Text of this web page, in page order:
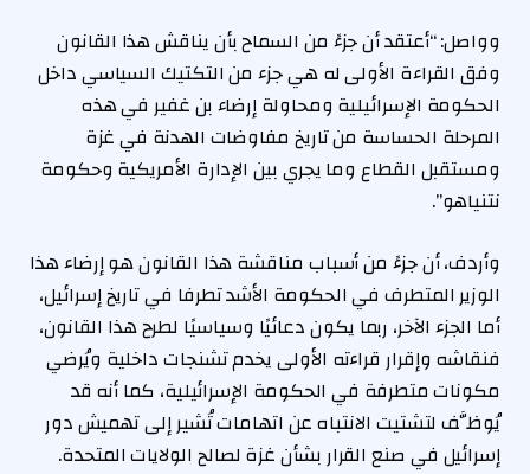
وواصل: “أعتقد أن جزءً من السماح بأن يناقش هذا القانون
وفق القراءة الأولى له هي جزء من التكتيك السياسي داخل
الحكومة الإسرائيلية ومحاولة إرضاء بن غفير في هذه
المرحلة الحساسة من تاريخ مفاوضات الهدنة في غزة
ومستقبل القطاع وما يجري بين الإدارة الأمريكية وحكومة
نتنياهو”.
وأردف، أن جزءً من أسباب مناقشة هذا القانون هو إرضاء هذا
الوزير المتطرف في الحكومة الأشد تطرفا في تاريخ إسرائيل،
أما الجزء الآخر، ربما يكون دعائيًا وسياسيًا لطرح هذا القانون،
فنقاشه وإقرار قراءته الأولى يخدم تشنجات داخلية ويُرضي
مكونات متطرفة في الحكومة الإسرائيلية، كما أنه قد
يُوظَّف لتشتيت الانتباه عن اتهامات تُشير إلى تهميش دور
إسرائيل في صنع القرار بشأن غزة لصالح الولايات المتحدة.